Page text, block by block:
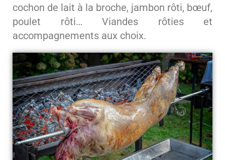
cochon de lait à la broche, jambon rôti, bœuf,
poulet rôti… Viandes rôties et
accompagnements aux choix.